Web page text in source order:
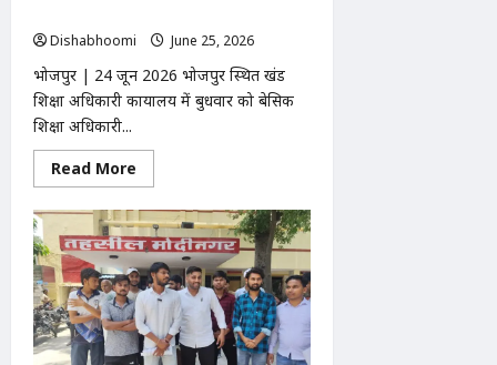
Dishabhoomi
June 25, 2026
भोजपुर | 24 जून 2026 भोजपुर स्थित खंड
शिक्षा अधिकारी कार्यालय में बुधवार को बेसिक
शिक्षा अधिकारी...
Read More
more
भोजपुर
में
खंड
शिक्षा
अधिकारी
कार्यालय
पर
मासिक
समीक्षा
बैठक